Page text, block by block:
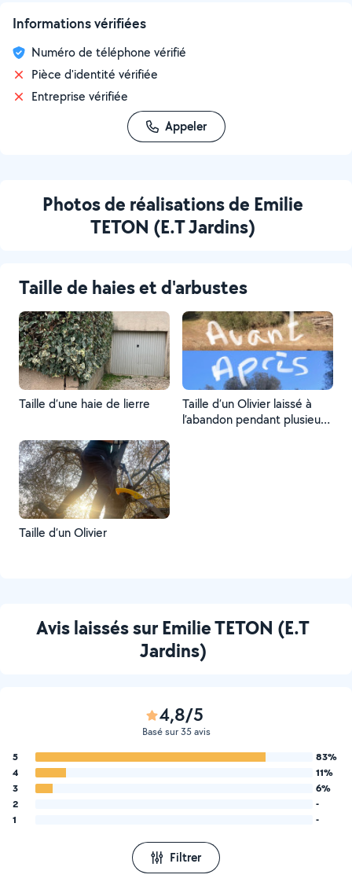
Informations vérifiées
Numéro de téléphone vérifié
Pièce d'identité vérifiée
Entreprise vérifiée
Appeler
Photos de réalisations de Emilie
TETON (E.T Jardins)
Taille de haies et d'arbustes
Taille d’une haie de lierre
Taille d’un Olivier laissé à
l’abandon pendant plusieurs
Taille d’un Olivier
Avis laissés sur Emilie TETON (E.T
Jardins)
4,8/5
Basé sur 35 avis
5
83%
4
11%
3
6%
2
-
1
-
Filtrer